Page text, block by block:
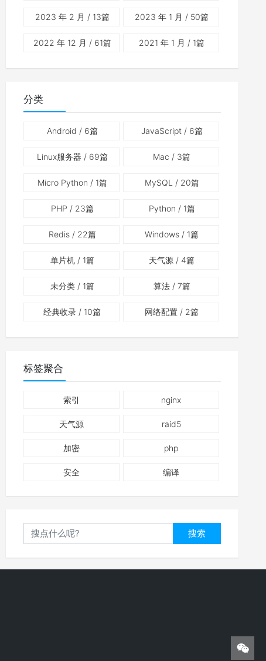
2023 年 2 月 / 13篇 2023 年 1 月 / 50篇
2022 年 12 月 / 61篇 2021 年 1 月 / 1篇
分类
Android / 6篇 JavaScript / 6篇
Linux服务器 / 69篇 Mac / 3篇
Micro Python / 1篇 MySQL / 20篇
PHP / 23篇 Python / 1篇
Redis/ 22篇 Windows / 1篇
单片机/ 1篇 天气源 / 4篇
未分类/ 1篇 算法/ 7篇
经典收录 / 10篇 网络配置 / 2篇
标签聚合
索引 nginx
天气源 raid5
加密 php
安全 编译
搜索